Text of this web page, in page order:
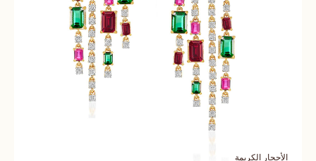
الأحجار الكريمة